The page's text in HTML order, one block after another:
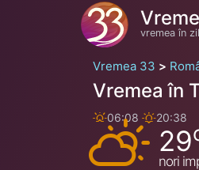
vremea în
Vremea 33
Vremea în
06:08 20:38
29
nori